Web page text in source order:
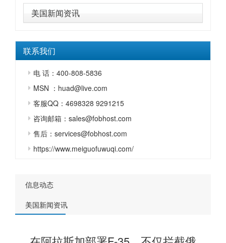
美国新闻资讯
联系我们
电 话：400-808-5836
MSN ：huad@live.com
客服QQ：4698328 9291215
咨询邮箱：sales@fobhost.com
售后：services@fobhost.com
https://www.meiguofuwuqi.com/
信息动态
美国新闻资讯